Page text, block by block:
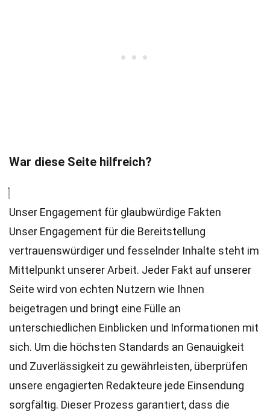
War diese Seite hilfreich?
Unser Engagement für glaubwürdige Fakten
Unser Engagement für die Bereitstellung
vertrauenswürdiger und fesselnder Inhalte steht im
Mittelpunkt unserer Arbeit. Jeder Fakt auf unserer
Seite wird von echten Nutzern wie Ihnen
beigetragen und bringt eine Fülle an
unterschiedlichen Einblicken und Informationen mit
sich. Um die höchsten Standards an Genauigkeit
und Zuverlässigkeit zu gewährleisten, überprüfen
unsere engagierten Redakteure jede Einsendung
sorgfältig. Dieser Prozess garantiert, dass die